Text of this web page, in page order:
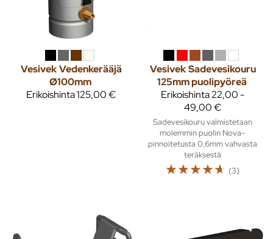
VesivekVedenkerääjä
Ø100mm
Erikoishinta125,00 €
VesivekSadevesikouru
125mm puolipyöreä
Erikoishinta22,00 -
49,00 €
Sadevesikouru valmistetaan
molemmin puolin Nova-
pinnoitetusta 0,6mm vahvasta
teräksestä
☆☆☆☆☆ (3)